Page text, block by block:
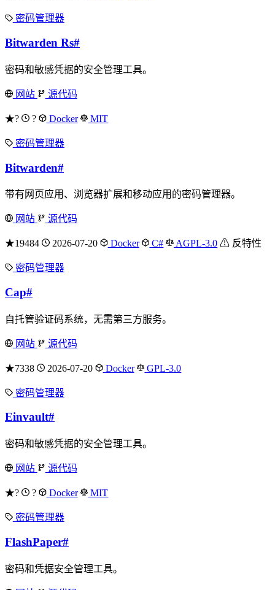
密码管理器
Bitwarden Rs#
密码和敏感凭据的安全管理工具。
网站 源代码
★? ? Docker MIT
密码管理器
Bitwarden#
带有网页应用、浏览器扩展和移动应用的密码管理器。
网站 源代码
★19484 2026-07-20 Docker C# AGPL-3.0 ⚠ 反特性
密码管理器
Cap#
自托管验证码系统，无需第三方服务。
网站 源代码
★7338 2026-07-20 Docker GPL-3.0
密码管理器
Einvault#
密码和敏感凭据的安全管理工具。
网站 源代码
★? ? Docker MIT
密码管理器
FlashPaper#
密码和凭据安全管理工具。